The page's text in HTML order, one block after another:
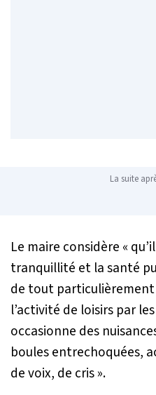
La suite
Le maire considère «
tranquillité et la santé
de tout particulièrement
l’activité de loisirs par
occasionne des
boules entrechoquées,
de voix, de cris ».